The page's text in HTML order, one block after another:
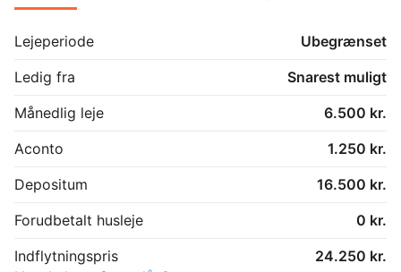
Lejeperiode
Ubegrænset
Ledig fra
Snarest muligt
Månedlig leje
6.500 kr.
Aconto
1.250 kr.
Depositum
16.500 kr.
Forudbetalt husleje
0 kr.
Indflytningspris
24.250 kr.